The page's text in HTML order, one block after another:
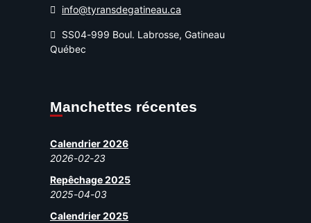
info@tyransdegatineau.ca
SS04-999 Boul. Labrosse, Gatineau
Québec
Manchettes récentes
Calendrier 2026
2026-02-23
Repêchage 2025
2025-04-03
Calendrier 2025